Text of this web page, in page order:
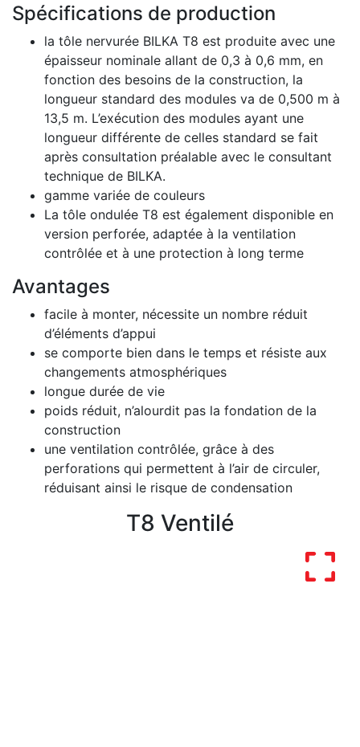
Spécifications de production
la tôle nervurée BILKA T8 est produite avec une
épaisseur nominale allant de 0,3 à 0,6 mm, en
fonction des besoins de la construction, la
longueur standard des modules va de 0,500 m à
13,5 m. L’exécution des modules ayant une
longueur différente de celles standard se fait
après consultation préalable avec le consultant
technique de BILKA.
gamme variée de couleurs
La tôle ondulée T8 est également disponible en
version perforée, adaptée à la ventilation
contrôlée et à une protection à long terme
Avantages
facile à monter, nécessite un nombre réduit
d’éléments d’appui
se comporte bien dans le temps et résiste aux
changements atmosphériques
longue durée de vie
poids réduit, n’alourdit pas la fondation de la
construction
une ventilation contrôlée, grâce à des
perforations qui permettent à l’air de circuler,
réduisant ainsi le risque de condensation
T8 Ventilé